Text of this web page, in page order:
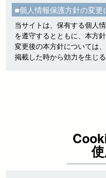
■個人情報保護方針の変更
当サイトは、保有する個人
を遵守するとともに、本方
変更後の本方針については
掲載した時から効力を生じる